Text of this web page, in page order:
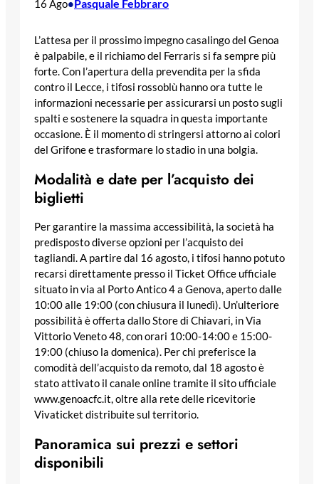
16 Ago•Pasquale Febbraro
L’attesa per il prossimo impegno casalingo del Genoa
è palpabile, e il richiamo del Ferraris si fa sempre più
forte. Con l’apertura della prevendita per la sfida
contro il Lecce, i tifosi rossoblù hanno ora tutte le
informazioni necessarie per assicurarsi un posto sugli
spalti e sostenere la squadra in questa importante
occasione. È il momento di stringersi attorno ai colori
del Grifone e trasformare lo stadio in una bolgia.
Modalità e date per l’acquisto dei
biglietti
Per garantire la massima accessibilità, la società ha
predisposto diverse opzioni per l’acquisto dei
tagliandi. A partire dal 16 agosto, i tifosi hanno potuto
recarsi direttamente presso il Ticket Office ufficiale
situato in via al Porto Antico 4 a Genova, aperto dalle
10:00 alle 19:00 (con chiusura il lunedì). Un’ulteriore
possibilità è offerta dallo Store di Chiavari, in Via
Vittorio Veneto 48, con orari 10:00-14:00 e 15:00-
19:00 (chiuso la domenica). Per chi preferisce la
comodità dell’acquisto da remoto, dal 18 agosto è
stato attivato il canale online tramite il sito ufficiale
www.genoacfc.it, oltre alla rete delle ricevitorie
Vivaticket distribuite sul territorio.
Panoramica sui prezzi e settori
disponibili